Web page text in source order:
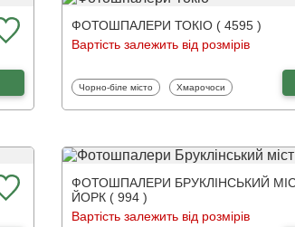
ФОТОШПАЛЕРИ ТОКІО ( 4595 )
Вартість залежить від розмірів
Фотошпалери
Чорно-біле місто Фотошпалери
Хмарочоси
ФОТОШПАЛЕРИ БРУКЛІНСЬКИЙ
ЙОРК ( 994 )
Вартість залежить від розмірів